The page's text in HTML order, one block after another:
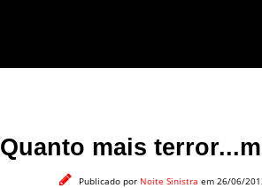
Quanto mais
Publicado por Noite Sinistra em 26/06/